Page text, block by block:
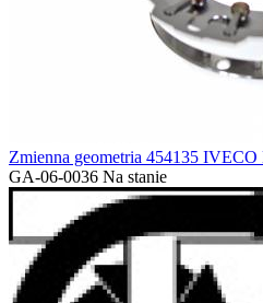
Zmienna geometria 454135
GA-06-0036 Na stanie